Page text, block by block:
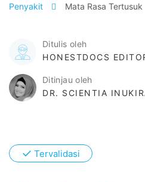
Penyakit Mata Rasa Tertusuk
Ditulis oleh
HONESTDOCS
Ditinjau oleh
DR. SCIENTIA
✓ Tervalidasi